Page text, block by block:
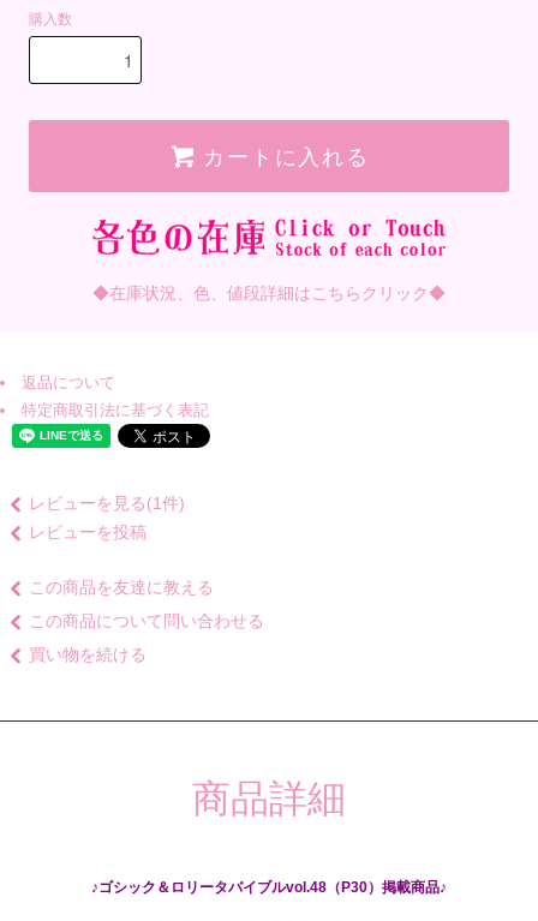
購入数
カートに入れる
◆在庫状況、色、値段詳細はこちらクリック◆
返品について
特定商取引法に基づく表記
レビューを見る(1件)
レビューを投稿
この商品を友達に教える
この商品について問い合わせる
買い物を続ける
商品詳細
♪ゴシック＆ロリータバイブルvol.48（P30）掲載商品♪